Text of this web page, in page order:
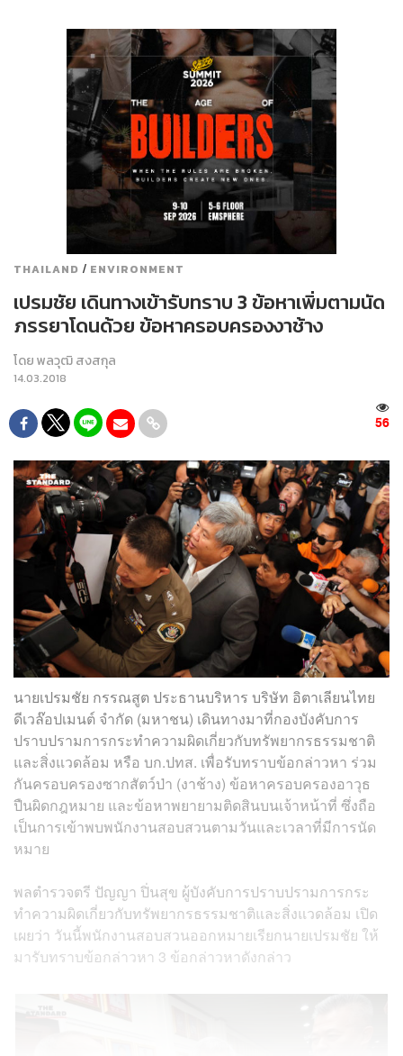
THAILAND / ENVIRONMENT
เปรมชัย เดินทางเข้ารับทราบ 3 ข้อหาเพิ่มตามนัด
ภรรยาโดนด้วย ข้อหาครอบครองงาช้าง
โดยพลวุฒิ สงสกุล
14.03.2018
56
นายเปรมชัย กรรณสูต ประธานบริหาร บริษัท อิตาเลียนไทย
ดีเวล๊อปเมนต์ จำกัด (มหาชน) เดินทางมาที่กองบังคับการ
ปราบปรามการกระทำความผิดเกี่ยวกับทรัพยากรธรรมชาติ
และสิ่งแวดล้อม หรือ บก.ปทส. เพื่อรับทราบข้อกล่าวหา ร่วม
กันครอบครองซากสัตว์ป่า (งาช้าง) ข้อหาครอบครองอาวุธ
ปืนผิดกฎหมาย และข้อหาพยายามติดสินบนเจ้าหน้าที่ ซึ่งถือ
เป็นการเข้าพบพนักงานสอบสวนตามวันและเวลาที่มีการนัด
หมาย
พลตำรวจตรี ปัญญา ปิ่นสุข ผู้บังคับการปราบปรามการกระ
ทำความผิดเกี่ยวกับทรัพยากรธรรมชาติและสิ่งแวดล้อม เปิด
เผยว่า วันนี้พนักงานสอบสวนออกหมายเรียกนายเปรมชัย ให้
มารับทราบข้อกล่าวหา 3 ข้อกล่าวหาดังกล่าว